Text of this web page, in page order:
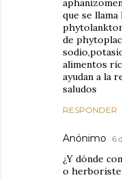
que se
de
alimentos
ayudan a la
saludos
RESPONDER
Anónimo 6
¿Y dónde
o